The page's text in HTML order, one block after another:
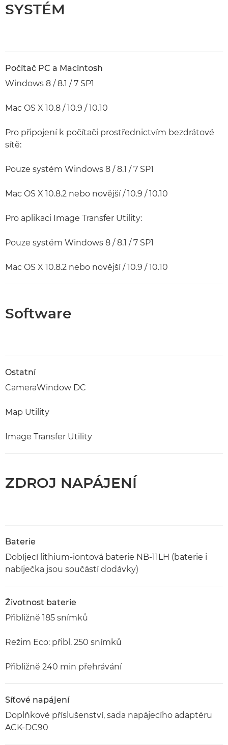
SYSTÉM
Počítač PC a Macintosh
Windows 8 / 8.1 / 7 SP1
Mac OS X 10.8 / 10.9 / 10.10
Pro připojení k počítači prostřednictvím bezdrátové
sítě:
Pouze systém Windows 8 / 8.1 / 7 SP1
Mac OS X 10.8.2 nebo novější / 10.9 / 10.10
Pro aplikaci Image Transfer Utility:
Pouze systém Windows 8 / 8.1 / 7 SP1
Mac OS X 10.8.2 nebo novější / 10.9 / 10.10
Software
Ostatní
CameraWindow DC
Map Utility
Image Transfer Utility
ZDROJ NAPÁJENÍ
Baterie
Dobíjecí lithium-iontová baterie NB-11LH (baterie i
nabíječka jsou součástí dodávky)
Životnost baterie
Přibližně 185 snímků
Režim Eco: přibl. 250 snímků
Přibližně 240 min přehrávání
Síťové napájení
Doplňkové příslušenství, sada napájecího adaptéru
ACK-DC90